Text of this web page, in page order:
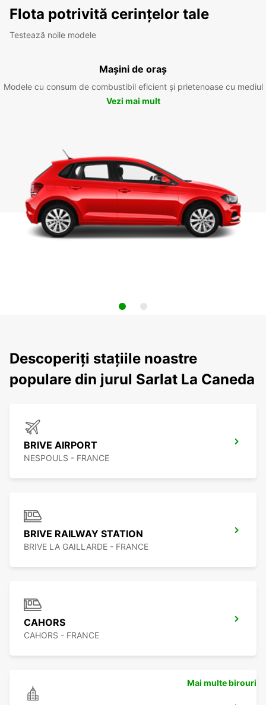
Flota potrivită cerințelor tale
Testează noile modele
Mașini de oraș
Modele cu consum de combustibil eficient și prietenoase cu mediul
Vezi mai mult
Descoperiți stațiile noastre
populare din jurul Sarlat La Caneda
BRIVE AIRPORT
NESPOULS - FRANCE
BRIVE RAILWAY STATION
BRIVE LA GAILLARDE - FRANCE
CAHORS
CAHORS - FRANCE
Mai multe birouri